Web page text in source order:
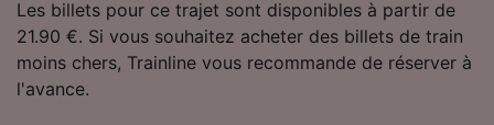
Les billets pour ce trajet sont disponibles à partir de
21.90 €. Si vous souhaitez acheter des billets de train
moins chers, Trainline vous recommande de réserver à
l'avance.